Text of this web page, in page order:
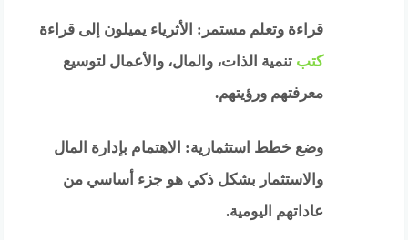
قراءة وتعلم مستمر: الأثرياء يميلون إلى قراءة
كتب تنمية الذات، والمال، والأعمال لتوسيع
معرفتهم ورؤيتهم.
وضع خطط استثمارية: الاهتمام بإدارة المال
والاستثمار بشكل ذكي هو جزء أساسي من
عاداتهم اليومية.